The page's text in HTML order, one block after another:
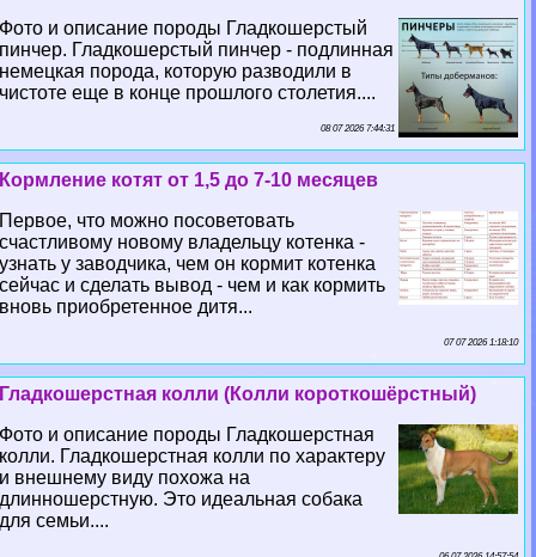
Фото и описание породы Гладкошерстый
пинчер. Гладкошерстый пинчер - подлинная
немецкая порода, которую разводили в
чистоте еще в конце прошлого столетия....
08 07 2026 7:44:31
Кормление котят от 1,5 до 7-10 месяцев
Первое, что можно посоветовать
счастливому новому владельцу котенка -
узнать у заводчика, чем он кормит котенка
сейчас и сделать вывод - чем и как кормить
вновь приобретенное дитя...
07 07 2026 1:18:10
Гладкошерстная колли (Колли короткошёрстный)
Фото и описание породы Гладкошерстная
колли. Гладкошерстная колли по хаpaктеру
и внешнему виду похожа на
длинношерстную. Это идеальная собака
для семьи....